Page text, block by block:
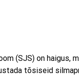
(SJS) on haigus,
tõsiseid